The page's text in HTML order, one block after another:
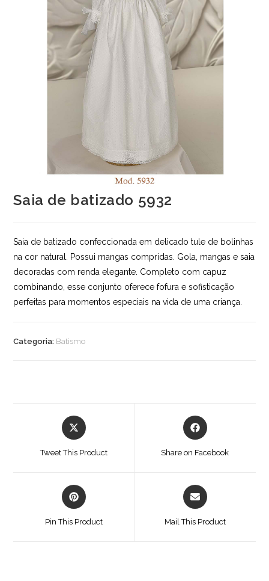
Saia de batizado 5932
Saia de batizado confeccionada em delicado tule de bolinhas
na cor natural. Possui mangas compridas. Gola, mangas e saia
decoradas com renda elegante. Completo com capuz
combinando, esse conjunto oferece fofura e sofisticação
perfeitas para momentos especiais na vida de uma criança.
Categoria: Batismo
Opens
in
new
Tweet This Product
Opens
in
new
Share on Facebook
Opens
in
new
Pin This Product
Opens
in
new
Mail This Product